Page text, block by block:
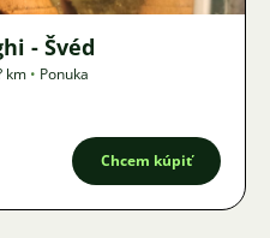
- Švéd
km • Ponuka
Chcem kúpiť